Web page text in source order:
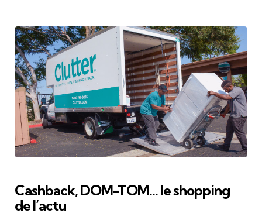
Cashback, DOM-TOM… le shopping
de l’actu